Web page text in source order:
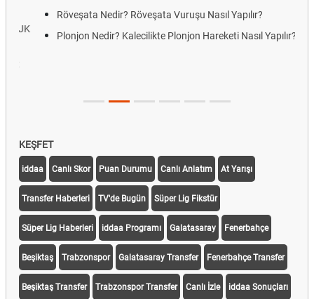
Röveşata Nedir? Röveşata Vuruşu Nasıl Yapılır?
Plonjon Nedir? Kalecilikte Plonjon Hareketi Nasıl Yapılır?
Transfer Haberleri TV'de Bugün Süper Lig Fikstür
Süper Lig Haberleri iddaa Programı Galatasaray
Beşiktaş Trabzonspor Galatasaray Transfer Fenerbahçe Transfer
Beşiktaş Transfer Trabzonspor Transfer Canlı İzle iddaa Sonuçları
Aktif Sayaç